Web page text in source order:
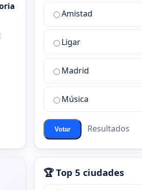
¿Cuál
la
mejor
sala
chat
ChatZona?
Amistad
Ligar
Madrid
Música
Votar Resultados
🏆 Top 5 ciudades